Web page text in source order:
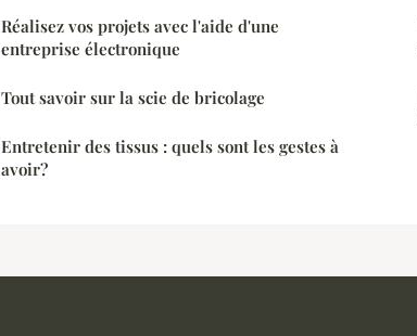
Réalisez vos projets avec l'aide d'une
entreprise électronique
Tout savoir sur la scie de bricolage
Entretenir des tissus : quels sont les gestes à
avoir?